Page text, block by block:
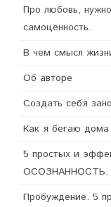
Про любовь,
самоценность.
В чем смысл
Об авторе
Создать себя
Как я бегаю дома
5 простых и
ОСОЗНАННОСТЬ.
Пробуждение. 5